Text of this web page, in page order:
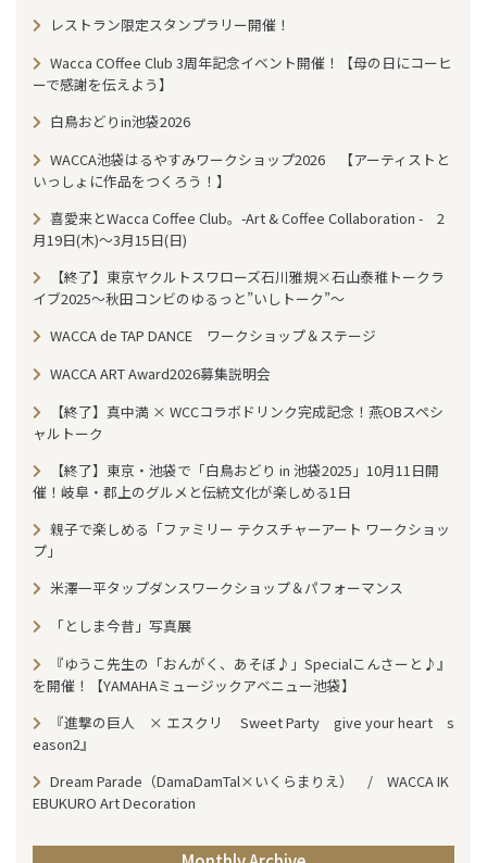
レストラン限定スタンプラリー開催！
Wacca COffee Club 3周年記念イベント開催！【母の日にコーヒ
ーで感謝を伝えよう】
白鳥おどりin池袋2026
WACCA池袋はるやすみワークショップ2026 【アーティストと
いっしょに作品をつくろう！】
喜愛来とWacca Coffee Club。-Art & Coffee Collaboration - 2
月19日(木)～3月15日(日)
【終了】東京ヤクルトスワローズ石川雅規×石山泰稚トークラ
イブ2025〜秋田コンビのゆるっと”いしトーク”〜
WACCA de TAP DANCE ワークショップ＆ステージ
WACCA ART Award2026募集説明会
【終了】真中満 × WCCコラボドリンク完成記念！燕OBスペシ
ャルトーク
【終了】東京・池袋で「白鳥おどり in 池袋2025」10月11日開
催！岐阜・郡上のグルメと伝統文化が楽しめる1日
親子で楽しめる「ファミリー テクスチャーアート ワークショッ
プ」
米澤一平タップダンスワークショップ＆パフォーマンス
「としま今昔」写真展
『ゆうこ先生の「おんがく、あそぼ♪」Specialこんさーと♪』
を開催！【YAMAHAミュージックアベニュー池袋】
『進撃の巨人 × エスクリ Sweet Party give your heart s
eason2』
Dream Parade（DamaDamTal×いくらまりえ） / WACCA IK
EBUKURO Art Decoration